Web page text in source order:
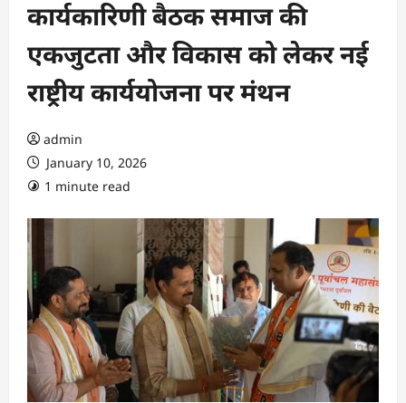
कार्यकारिणी बैठक समाज की
एकजुटता और विकास को लेकर नई
राष्ट्रीय कार्ययोजना पर मंथन
admin
January 10, 2026
1 minute read